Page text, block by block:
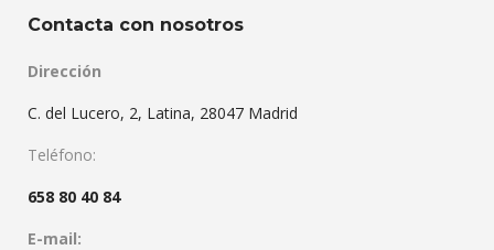
Contacta con nosotros
Dirección
C. del Lucero, 2, Latina, 28047 Madrid
Teléfono:
658 80 40 84
E-mail: